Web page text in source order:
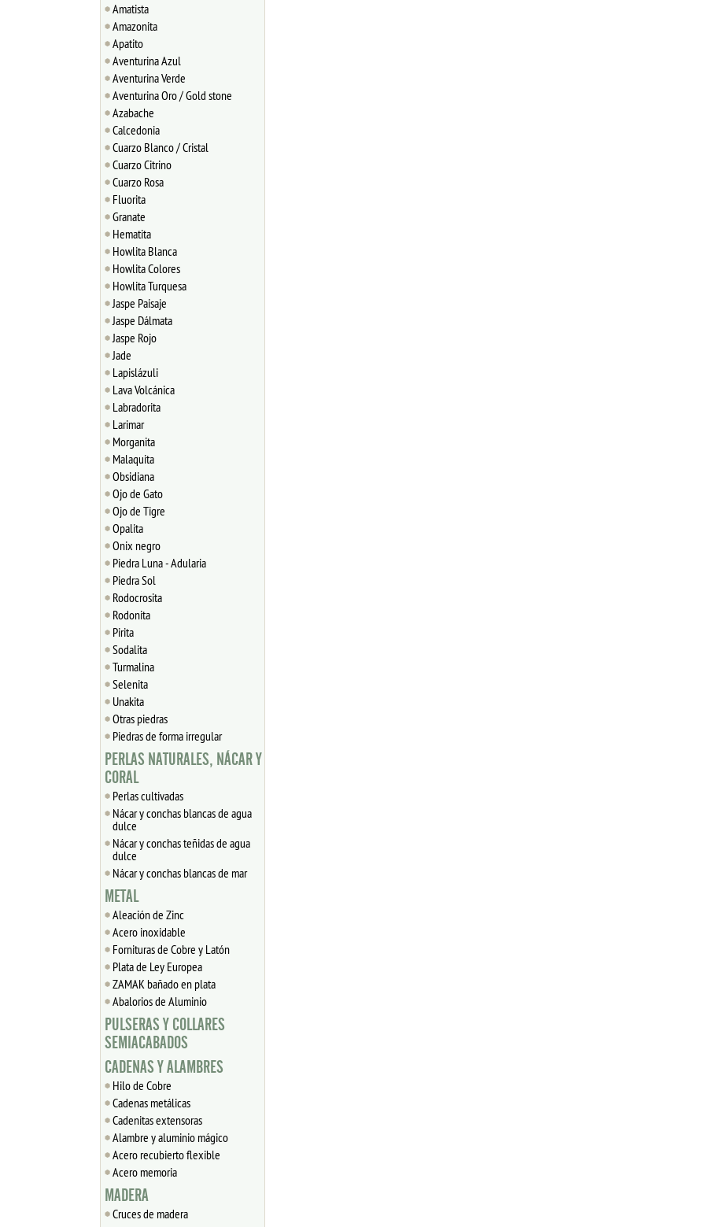
Amatista
Amazonita
Apatito
Aventurina Azul
Aventurina Verde
Aventurina Oro / Gold stone
Azabache
Calcedonia
Cuarzo Blanco / Cristal
Cuarzo Citrino
Cuarzo Rosa
Fluorita
Granate
Hematita
Howlita Blanca
Howlita Colores
Howlita Turquesa
Jaspe Paisaje
Jaspe Dálmata
Jaspe Rojo
Jade
Lapislázuli
Lava Volcánica
Labradorita
Larimar
Morganita
Malaquita
Obsidiana
Ojo de Gato
Ojo de Tigre
Opalita
Onix negro
Piedra Luna - Adularia
Piedra Sol
Rodocrosita
Rodonita
Pirita
Sodalita
Turmalina
Selenita
Unakita
Otras piedras
Piedras de forma irregular
PERLAS NATURALES, NÁCAR Y
CORAL
Perlas cultivadas
Nácar y conchas blancas de agua
dulce
Nácar y conchas teñidas de agua
dulce
Nácar y conchas blancas de mar
METAL
Aleación de Zinc
Acero inoxidable
Fornituras de Cobre y Latón
Plata de Ley Europea
ZAMAK bañado en plata
Abalorios de Aluminio
PULSERAS Y COLLARES
SEMIACABADOS
CADENAS Y ALAMBRES
Hilo de Cobre
Cadenas metálicas
Cadenitas extensoras
Alambre y aluminio mágico
Acero recubierto flexible
Acero memoria
MADERA
Cruces de madera